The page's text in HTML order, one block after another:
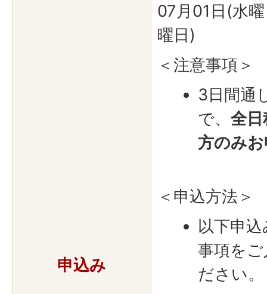
申込み
07月01日(水
曜日)
＜注意事項＞
3日間通
で、全
方のみ
＜申込方法＞
以下申
事項を
ださい。